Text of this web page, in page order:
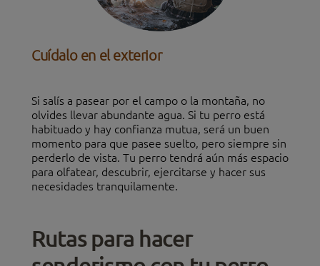
Cuídalo en el exterior
Si salís a pasear por el campo o la montaña, no
olvides llevar abundante agua. Si tu perro está
habituado y hay confianza mutua, será un buen
momento para que pasee suelto, pero siempre sin
perderlo de vista. Tu perro tendrá aún más espacio
para olfatear, descubrir, ejercitarse y hacer sus
necesidades tranquilamente.
Rutas para hacer